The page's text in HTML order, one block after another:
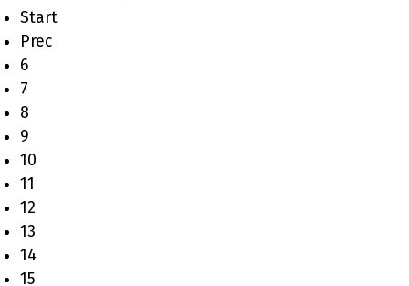
Start
Prec
6
7
8
9
10
11
12
13
14
15